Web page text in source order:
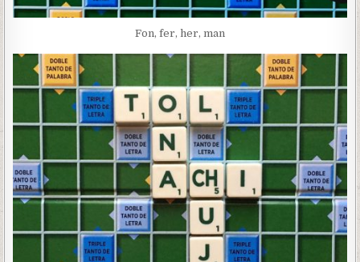
Fon, fer, her, man